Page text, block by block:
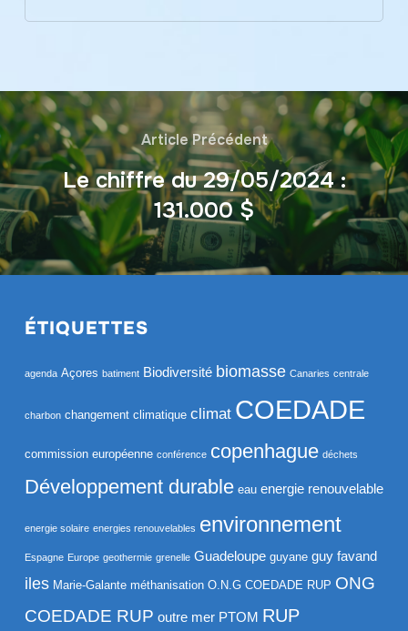
Article Précédent
Le chiffre du 29/05/2024 :
131.000 $
ÉTIQUETTES
agenda Açores batiment Biodiversité biomasse Canaries centrale
charbon changement climatique climat COEDADE
commission européenne conférence copenhague déchets
Développement durable eau energie renouvelable
energie solaire energies renouvelables environnement
Espagne Europe geothermie grenelle Guadeloupe guyane guy favand
iles Marie-Galante méthanisation O.N.G COEDADE RUP ONG
COEDADE RUP outre mer PTOM RUP